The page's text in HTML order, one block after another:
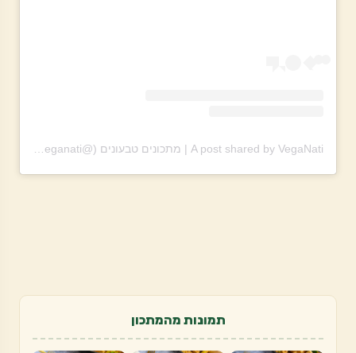
A post shared by VegaNati | מתכונים טבעונים (@theveganati)
תמונות מהמתכון